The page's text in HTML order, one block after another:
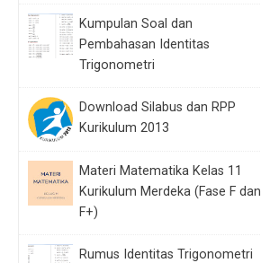
Kumpulan Soal dan
Pembahasan Identitas
Trigonometri
Download Silabus dan RPP
Kurikulum 2013
Materi Matematika Kelas 11
Kurikulum Merdeka (Fase F dan
F+)
Rumus Identitas Trigonometri